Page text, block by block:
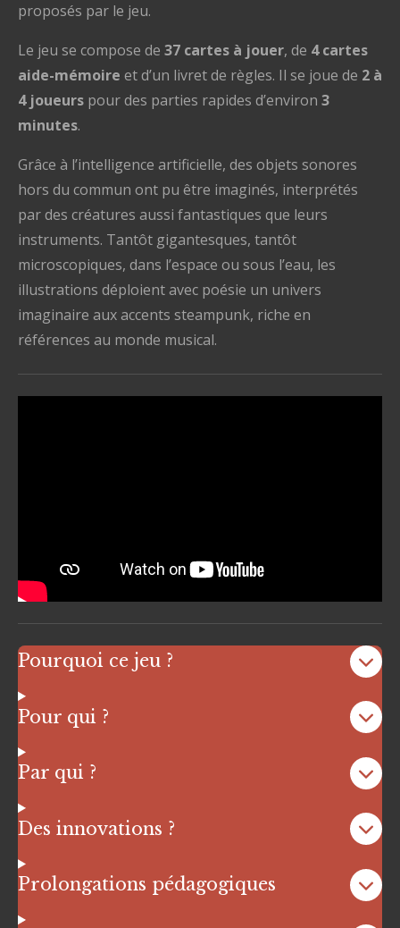
proposés par le jeu.
Le jeu se compose de 37 cartes à jouer, de 4 cartes
aide-mémoire et d’un livret de règles. Il se joue de 2 à
4 joueurs pour des parties rapides d’environ 3
minutes.
Grâce à l’intelligence artificielle, des objets sonores
hors du commun ont pu être imaginés, interprétés
par des créatures aussi fantastiques que leurs
instruments. Tantôt gigantesques, tantôt
microscopiques, dans l’espace ou sous l’eau, les
illustrations déploient avec poésie un univers
imaginaire aux accents steampunk, riche en
références au monde musical.
Pourquoi ce jeu ?
Pour qui ?
Par qui ?
Des innovations ?
Prolongations pédagogiques